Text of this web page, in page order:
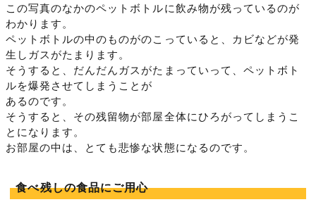
この写真のなかのペットボトルに飲み物が残っているのが
わかります。
ペットボトルの中のものがのこっていると、カビなどが発
生しガスがたまります。
そうすると、だんだんガスがたまっていって、ペットボト
ルを爆発させてしまうことが
あるのです。
そうすると、その残留物が部屋全体にひろがってしまうこ
とになります。
お部屋の中は、とても悲惨な状態になるのです。
食べ残しの食品にご用心